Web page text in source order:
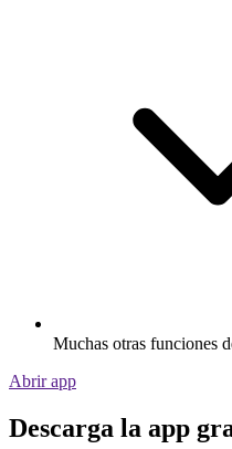
Muchas otras funciones
Abrir app
Descarga la app